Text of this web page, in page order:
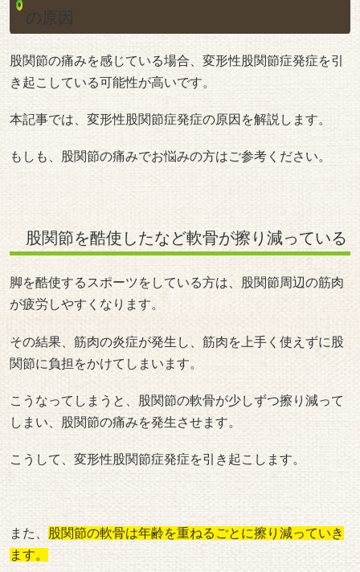
の原因
股関節の痛みを感じている場合、変形性股関節症発症を引
き起こしている可能性が高いです。
本記事では、変形性股関節症発症の原因を解説します。
もしも、股関節の痛みでお悩みの方はご参考ください。
股関節を酷使したなど軟骨が擦り減っている
脚を酷使するスポーツをしている方は、股関節周辺の筋肉
が疲労しやすくなります。
その結果、筋肉の炎症が発生し、筋肉を上手く使えずに股
関節に負担をかけてしまいます。
こうなってしまうと、股関節の軟骨が少しずつ擦り減って
しまい、股関節の痛みを発生させます。
こうして、変形性股関節症発症を引き起こします。
また、
股関節の軟骨は年齢を重ねるごとに擦り減っていき
ます。